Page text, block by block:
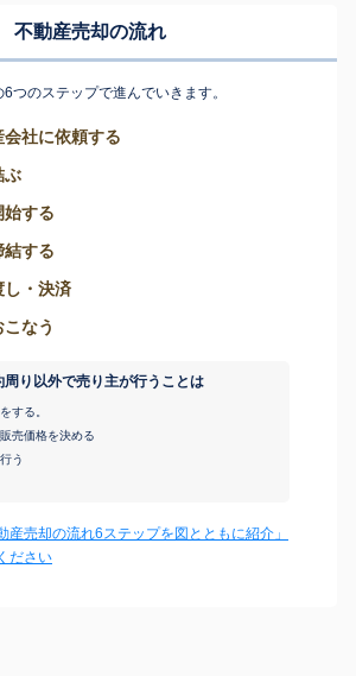
不動産売却の流れ
つのステップで進んでいきます。
社に依頼する
ぶ
始する
結する
し・決済
なう
周り以外で売り主が行うことは
する。
売価格を決める
う
産売却の流れ6ステップを図とともに紹介」
ださい